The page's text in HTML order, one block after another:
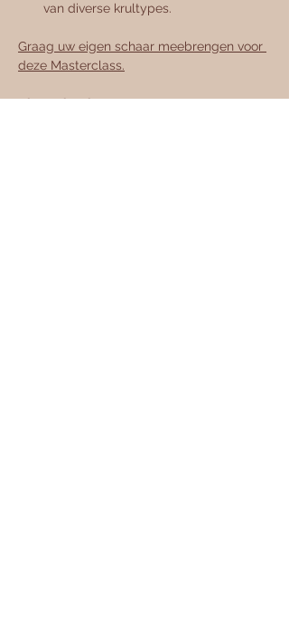
van diverse krultypes.
Graag uw eigen schaar meebrengen voor
deze Masterclass.
Big Curls, Big Love